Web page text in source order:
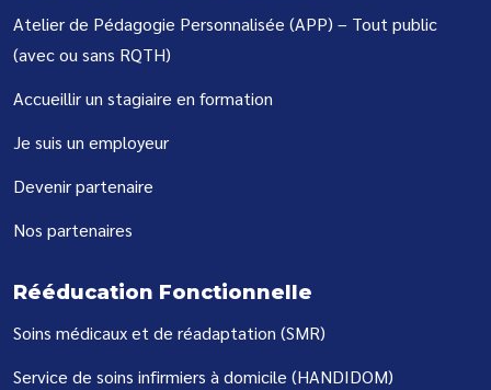
Atelier de Pédagogie Personnalisée (APP) – Tout public
(avec ou sans RQTH)
Accueillir un stagiaire en formation
Je suis un employeur
Devenir partenaire
Nos partenaires
Rééducation Fonctionnelle
Soins médicaux et de réadaptation (SMR)
Service de soins infirmiers à domicile (HANDIDOM)